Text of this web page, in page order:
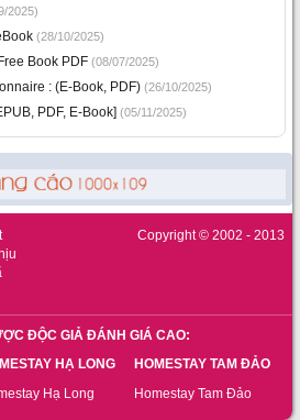
2025)
(28/10/2025)
Book PDF (08/07/2025)
: (E-Book, PDF) (26/10/2025)
PDF, E-Book] (05/11/2025)
Copyright © 2002 - 2013
ĐỘC GIẢ ĐÁNH GIÁ CAO:
HẠ LONG
Hạ Long
HOMESTAY TAM ĐẢO
Homestay Tam Đảo